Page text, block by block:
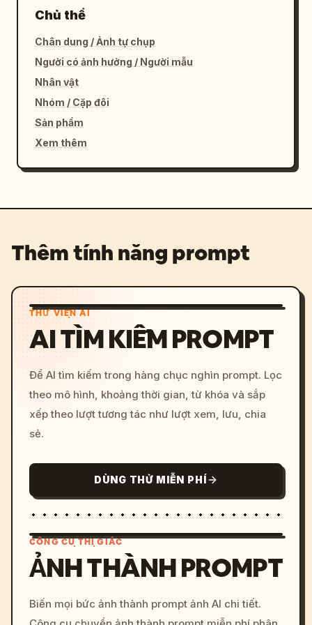
Chủ thể
Chân dung / Ảnh tự chụp
Người có ảnh hưởng / Người mẫu
Nhân vật
Nhóm / Cặp đôi
Sản phẩm
Xem thêm
Thêm tính năng prompt
THƯ VIỆN AI
AI TÌM KIẾM PROMPT
Để AI tìm kiếm trong hàng chục nghìn prompt. Lọc
theo mô hình, khoảng thời gian, từ khóa và sắp
xếp theo lượt tương tác như lượt xem, lưu, chia
sẻ.
DÙNG THỬ MIỄN PHÍ
c, cyberpunk sunset, neon
colors, 8k --v 6.0
CÔNG CỤ THỊ GIÁC
ẢNH THÀNH PROMPT
Biến mọi bức ảnh thành prompt ảnh AI chi tiết.